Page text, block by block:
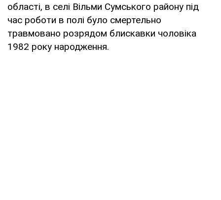
області, в селі Вільми Сумського району під
час роботи в полі було смертельно
травмовано розрядом блискавки чоловіка
1982 року народження.